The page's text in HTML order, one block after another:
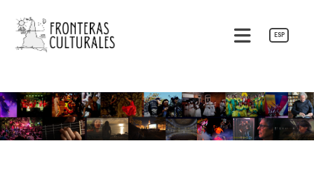
para
Fronteras Culturales
ESP